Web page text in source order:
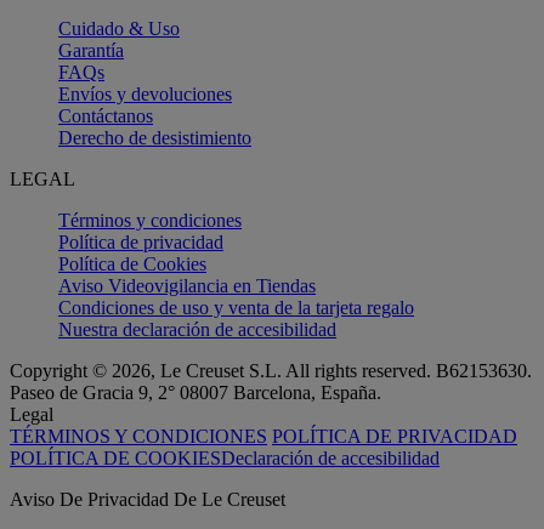
Cuidado & Uso
Garantía
FAQs
Envíos y devoluciones
Contáctanos
Derecho de desistimiento
LEGAL
Términos y condiciones
Política de privacidad
Política de Cookies
Aviso Videovigilancia en Tiendas
Condiciones de uso y venta de la tarjeta regalo
Nuestra declaración de accesibilidad
Copyright © 2026, Le Creuset S.L. All rights reserved. B62153630.
Paseo de Gracia 9, 2° 08007 Barcelona, España.
Legal
TÉRMINOS Y CONDICIONES POLÍTICA DE PRIVACIDAD
POLÍTICA DE COOKIESDeclaración de accesibilidad
Aviso De Privacidad De Le Creuset